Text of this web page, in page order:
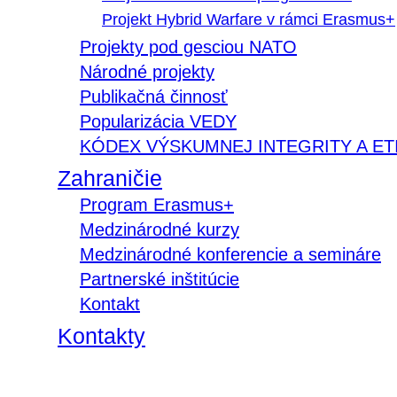
Projekt Hybrid Warfare v rámci Erasmus+
Projekty pod gesciou NATO
Národné projekty
Publikačná činnosť
Popularizácia VEDY
KÓDEX VÝSKUMNEJ INTEGRITY A
Zahraničie
Program Erasmus+
Medzinárodné kurzy
Medzinárodné konferencie a semináre
Partnerské inštitúcie
Kontakt
Kontakty